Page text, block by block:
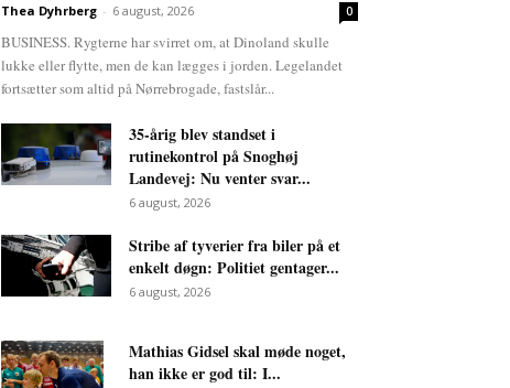
Thea Dyhrberg - 6 august, 2026 0
BUSINESS. Rygterne har svirret om, at Dinoland skulle
lukke eller flytte, men de kan lægges i jorden. Legelandet
fortsætter som altid på Nørrebrogade, fastslår...
35-årig blev standset i
rutinekontrol på Snoghøj
Landevej: Nu venter svar...
6 august, 2026
Stribe af tyverier fra biler på et
enkelt døgn: Politiet gentager...
6 august, 2026
Mathias Gidsel skal møde noget,
han ikke er god til: I...